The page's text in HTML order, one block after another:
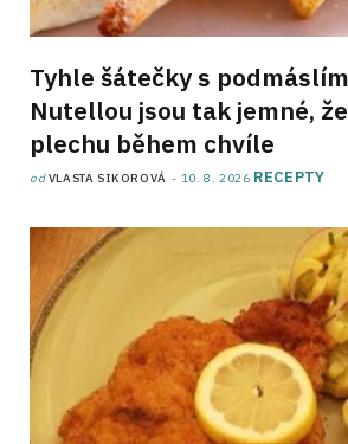
Tyhle šátečky s
Nutellou jsou tak jemné,
plechu během chvíle
odVLASTA SIKOROVÁ 10. 8. 2026 RECEPTY